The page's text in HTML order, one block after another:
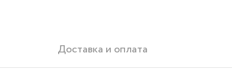
Доставка и оплата